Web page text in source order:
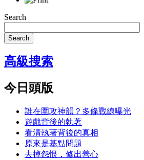
Search
Search
高級搜索
今日頭版
誰在圍攻神韻？多條戰線曝光
遊戲背後的執著
看清執著背後的真相
原來是基點問題
去掉怨恨，修出善心